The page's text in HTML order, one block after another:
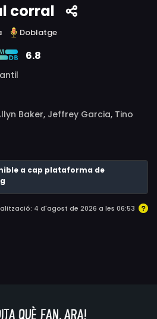
corral
Doblatge
6.8
Baker, Jeffrey Garcia, Tino
Paulsen, Dom Irrera, Wanda
Tatasciore, Steve Oedekerk
a cap plataforma de
4 d'agost de 2026 a les 06:53